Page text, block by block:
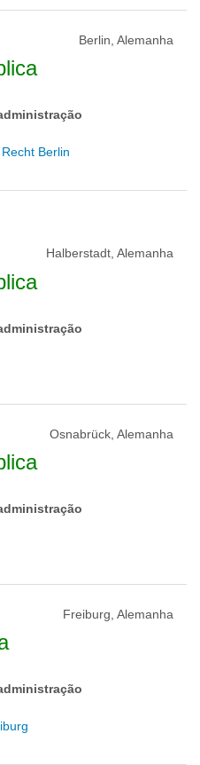
Berlin, Alemanha
Berlin
Halberstadt, Alemanha
Osnabrück, Alemanha
Freiburg, Alemanha